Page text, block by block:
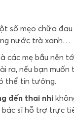
số mẹo chữa
nước trà xanh…
các mẹ bầu nên
ra, nếu bạn muốn
thể tin tưởng.
đến thai nhi
sĩ hỗ trợ trực